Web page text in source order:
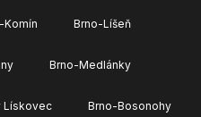
Komín Brno-Líšeň
Brno-Medlánky
Lískovec Brno-Bosonohy